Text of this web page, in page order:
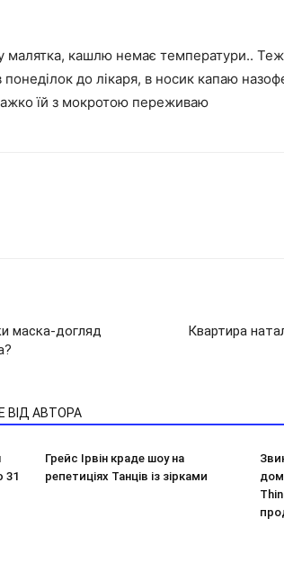
малятка, кашлю немає температури..
до лікаря, в носик капаю
їй з мокротою переживаю
маска-догляд
Квартира
ВІД АВТОРА
31
Грейс Ірвін краде шоу на
репетиціях Танців із зірками